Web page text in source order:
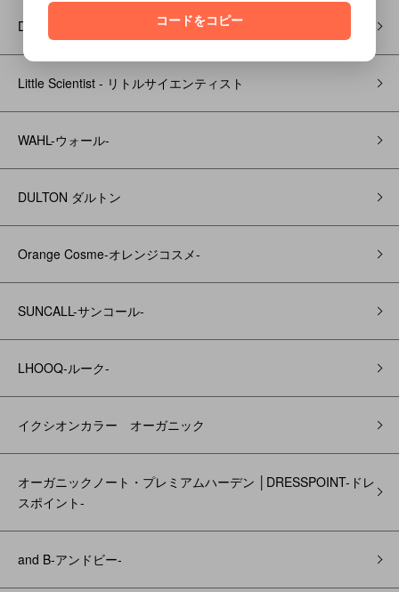
DOORS (ドアーズ)
Little Scientist - リトルサイエンティスト
WAHL-ウォール-
DULTON ダルトン
Orange Cosme-オレンジコスメ-
SUNCALL-サンコール-
LHOOQ-ルーク-
イクシオンカラー オーガニック
オーガニックノート・プレミアムハーデン │DRESSPOINT-ドレ
スポイント-
and B‐アンドビー‐
コードをコピー